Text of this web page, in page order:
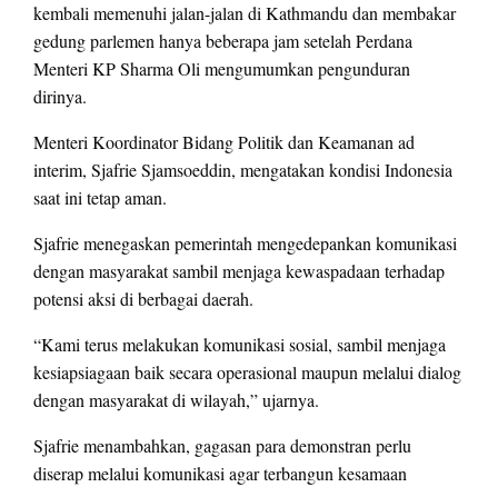
kembali memenuhi jalan-jalan di Kathmandu dan membakar
gedung parlemen hanya beberapa jam setelah Perdana
Menteri KP Sharma Oli mengumumkan pengunduran
dirinya.
Menteri Koordinator Bidang Politik dan Keamanan ad
interim, Sjafrie Sjamsoeddin, mengatakan kondisi Indonesia
saat ini tetap aman.
Sjafrie menegaskan pemerintah mengedepankan komunikasi
dengan masyarakat sambil menjaga kewaspadaan terhadap
potensi aksi di berbagai daerah.
“Kami terus melakukan komunikasi sosial, sambil menjaga
kesiapsiagaan baik secara operasional maupun melalui dialog
dengan masyarakat di wilayah,” ujarnya.
Sjafrie menambahkan, gagasan para demonstran perlu
diserap melalui komunikasi agar terbangun kesamaan